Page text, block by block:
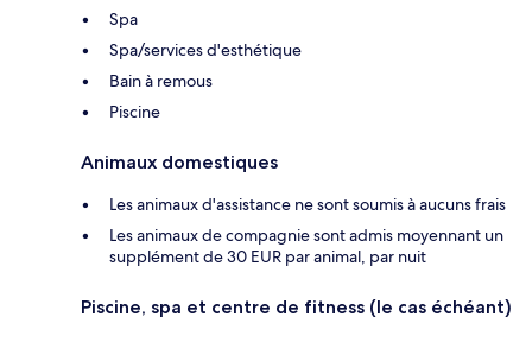
Spa
Spa/services d'esthétique
Bain à remous
Piscine
Animaux domestiques
Les animaux d'assistance ne sont soumis à aucuns frais
Les animaux de compagnie sont admis moyennant un
supplément de 30 EUR par animal, par nuit
Piscine, spa et centre de fitness (le cas échéant)